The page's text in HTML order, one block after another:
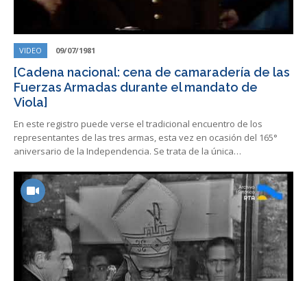
VIDEO 09/07/1981
[Cadena nacional: cena de camaradería de las
Fuerzas Armadas durante el mandato de
Viola]
En este registro puede verse el tradicional encuentro de los
representantes de las tres armas, esta vez en ocasión del 165°
aniversario de la Independencia. Se trata de la única…